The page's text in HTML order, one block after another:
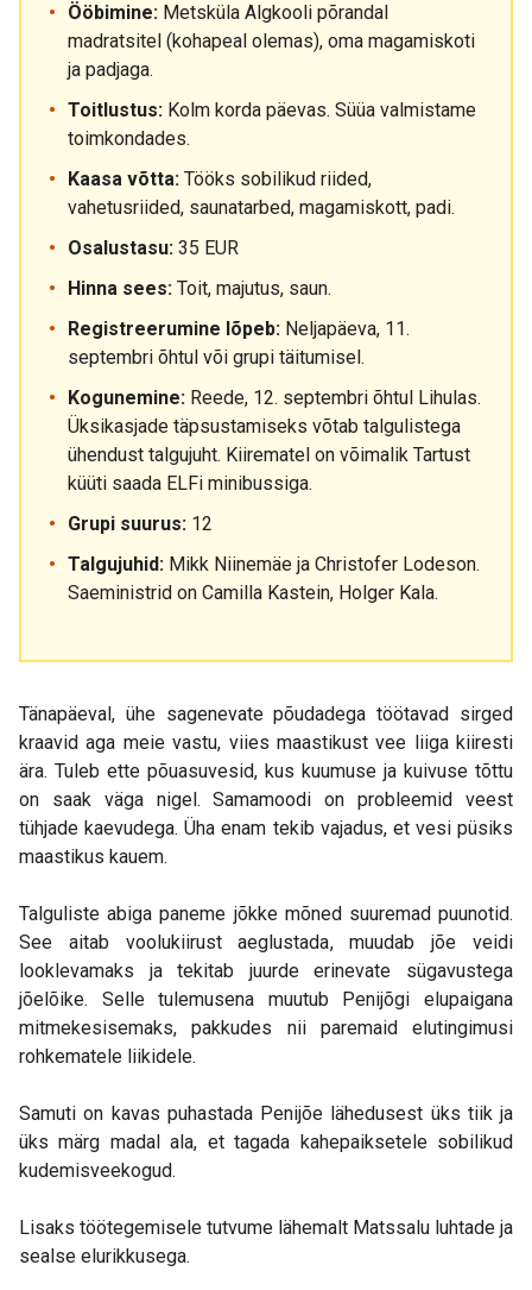
Ööbimine: Metsküla Algkooli põrandal
madratsitel (kohapeal olemas), oma magamiskoti
ja padjaga.
Toitlustus: Kolm korda päevas. Süüa valmistame
toimkondades.
Kaasa võtta: Tööks sobilikud riided,
vahetusriided, saunatarbed, magamiskott, padi.
Osalustasu: 35 EUR
Hinna sees: Toit, majutus, saun.
Registreerumine lõpeb: Neljapäeva, 11.
septembri õhtul või grupi täitumisel.
Kogunemine: Reede, 12. septembri õhtul Lihulas.
Üksikasjade täpsustamiseks võtab talgulistega
ühendust talgujuht. Kiirematel on võimalik Tartust
küüti saada ELFi minibussiga.
Grupi suurus: 12
Talgujuhid: Mikk Niinemäe ja Christofer Lodeson.
Saeministrid on Camilla Kastein, Holger Kala.
Tänapäeval, ühe sagenevate põudadega töötavad sirged
kraavid aga meie vastu, viies maastikust vee liiga kiiresti
ära. Tuleb ette põuasuvesid, kus kuumuse ja kuivuse tõttu
on saak väga nigel. Samamoodi on probleemid veest
tühjade kaevudega. Üha enam tekib vajadus, et vesi püsiks
maastikus kauem.
Talguliste abiga paneme jõkke mõned suuremad puunotid.
See aitab voolukiirust aeglustada, muudab jõe veidi
looklevamaks ja tekitab juurde erinevate sügavustega
jõelõike. Selle tulemusena muutub Penijõgi elupaigana
mitmekesisemaks, pakkudes nii paremaid elutingimusi
rohkematele liikidele.
Samuti on kavas puhastada Penijõe lähedusest üks tiik ja
üks märg madal ala, et tagada kahepaiksetele sobilikud
kudemisveekogud.
Lisaks töötegemisele tutvume lähemalt Matssalu luhtade ja
sealse elurikkusega.